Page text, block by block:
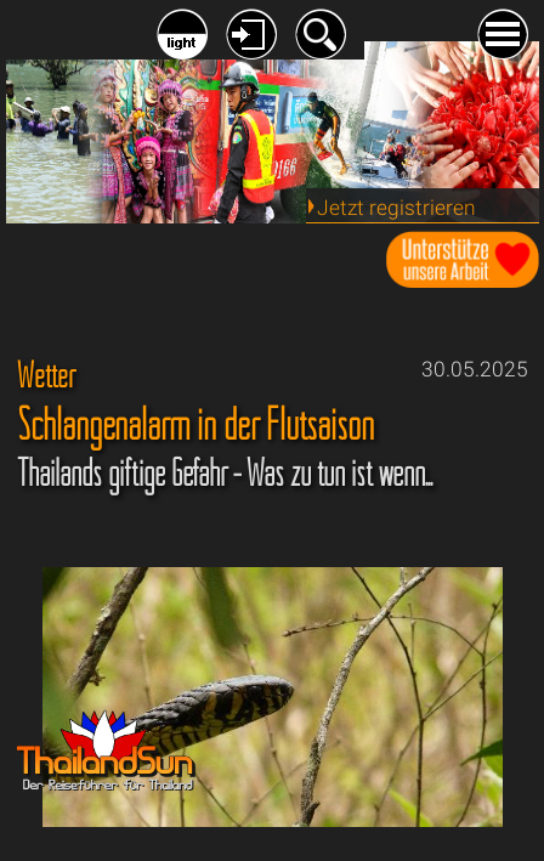
Jetzt registrieren
30.05.2025
Wetter
Schlangenalarm in der Flutsaison
Thailands giftige Gefahr - Was zu tun ist wenn...